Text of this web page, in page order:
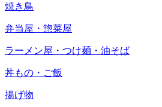
焼き鳥
弁当屋・惣菜屋
ラーメン屋・つけ麺・油そば
丼もの・ご飯
揚げ物